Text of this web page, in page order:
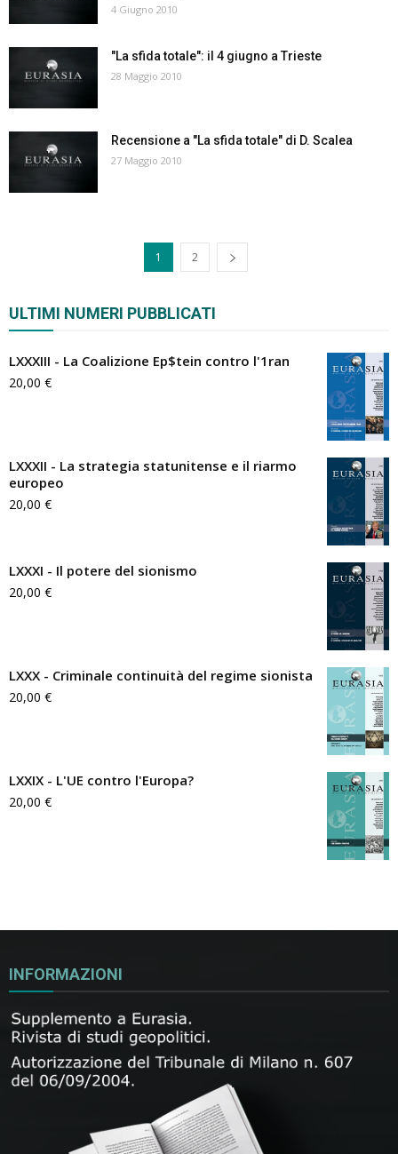
4 Giugno 2010
"La sfida totale": il 4 giugno a Trieste
28 Maggio 2010
Recensione a "La sfida totale" di D. Scalea
27 Maggio 2010
1 2
ULTIMI NUMERI PUBBLICATI
LXXXIII - La Coalizione Ep$tein contro l'1ran
20,00 €
LXXXII - La strategia statunitense e il riarmo
europeo
20,00 €
LXXXI - Il potere del sionismo
20,00 €
LXXX - Criminale continuità del regime sionista
20,00 €
LXXIX - L'UE contro l'Europa?
20,00 €
INFORMAZIONI